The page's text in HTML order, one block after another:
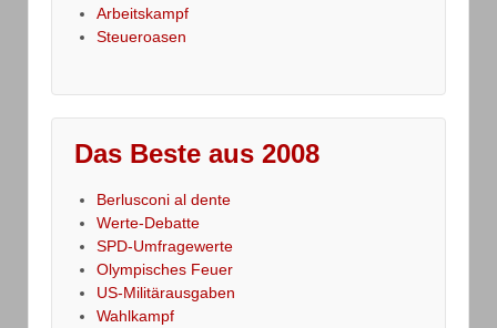
Arbeitskampf
Steueroasen
Das Beste aus 2008
Berlusconi al dente
Werte-Debatte
SPD-Umfragewerte
Olympisches Feuer
US-Militärausgaben
Wahlkampf